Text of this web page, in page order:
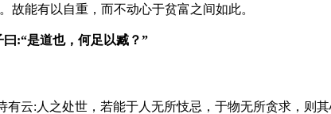
故能有以自重，而不动心于贫富之间如此。
:“是道也，何足以臧？”
有云:人之处世，若能于人无所忮忌，于物无所贪求，则